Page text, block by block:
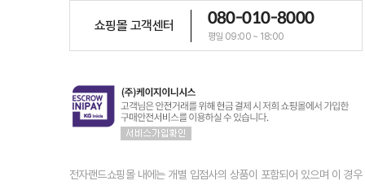
쇼핑몰 고객센터 080-010-8000
평일 09:00 ~ 18:00
전자랜드쇼핑몰 내에는 개별 입점사의 상품이 포함되어 있으며 이 경